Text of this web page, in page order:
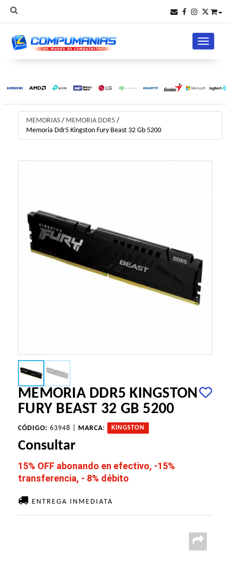
Toggle
MEMORIAS / MEMORIA DDR5 /
Memoria Ddr5 Kingston Fury Beast 32 Gb 5200
MEMORIA DDR5 KINGSTON
FURY BEAST 32 GB 5200
CÓDIGO: 63948 | MARCA: KINGSTON
Consultar
15% OFF abonando en efectivo, -15%
transferencia, - 8% débito
ENTREGA INMEDIATA